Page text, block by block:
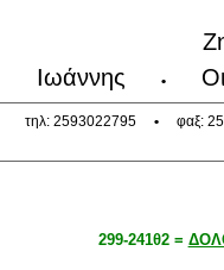
Ιωάννης
•
τηλ: 2593022795 • φαξ:
299-241θ2 =